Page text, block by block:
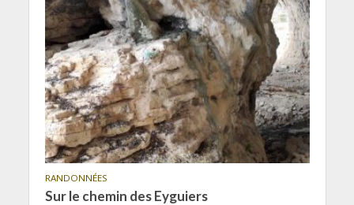
RANDONNÉES
Sur le chemin des Eyguiers